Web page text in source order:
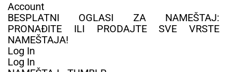
Account
BESPLATNI OGLASI ZA NAMEŠTAJ:
PRONAĐITE ILI PRODAJTE SVE VRSTE
NAMEŠTAJA!
Log In
Log In